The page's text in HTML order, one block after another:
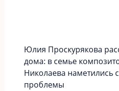
Юлия Проскурякова
дома: в семье
Николаева наметились
проблемы